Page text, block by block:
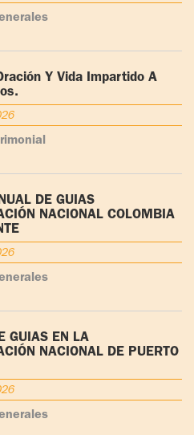
Y Vida Impartido A
DE GUÍAS
NACIONAL COLOMBIA
GUÍAS EN LA
NACIONAL DE PUERTO